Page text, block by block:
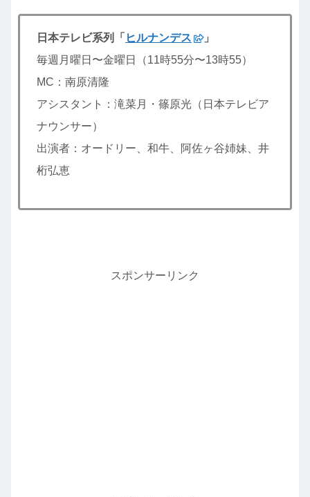
日本テレビ系列「 ヒルナンデス
」
毎週月曜日〜金曜日（11時55分〜13時55）
MC：南原清隆
アシスタント：滝菜月・篠原光（日本テレビア
ナウンサー）
出演者：オードリー、和牛、阿佐ヶ谷姉妹、井
桁弘恵
スポンサーリンク